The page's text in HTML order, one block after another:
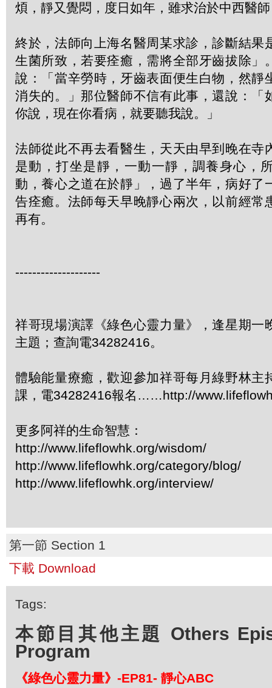
煩，靜又覺悶，度日如年，雖求治於中西醫
終於，法師向上海名醫周某求診，診斷結果
生菌所致，若要痊癒，需將全部牙齒拔除」
說：「當辛勞時，牙齒表面便生白物，然靜
消失的。」那位醫師不信有此事，還說：「
你說，現在你看病，就要聽我說。」
法師從此不再去看醫生，天天由早到晚在寺
是動，打坐是靜，一動一靜，調養身心，
動，養心之道在於靜」，過了半年，病好了
告痊癒。法師每天早晚靜心兩次，以前經常
再有。
--------------------
祥哥現場演譯《綠色心靈力量》，逢星期一
主題；查詢電34282416。
體驗能量療癒，歡迎參加祥哥每月綠野林主
課，電34282416報名……http://
更多阿祥的生命智慧：
http://www.lifeflowhk.org/wisdom/
http://www.lifeflowhk.org/category/blog/
http://www.lifeflowhk.org/interview/
第一節 Section 1
下載 Download
Tags:
本節目其他主題 Others
Program
《綠色心靈力量》-EP81- 靜心ABC